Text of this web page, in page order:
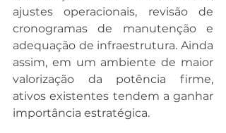
ajustes operacionais, revisão de
cronogramas de manutenção e
adequação de infraestrutura. Ainda
assim, em um ambiente de maior
valorização da potência firme,
ativos existentes tendem a ganhar
importância estratégica.